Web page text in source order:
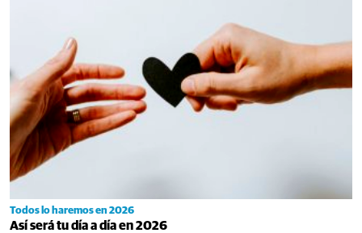
Todos lo haremos en 2026
Así será tu día a día en 2026